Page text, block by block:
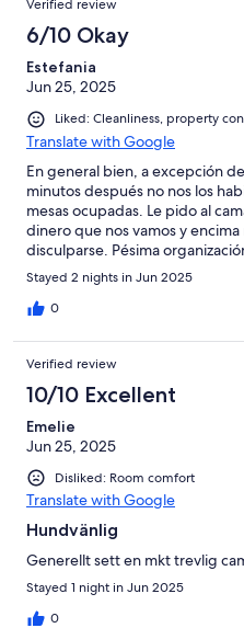
Verified review
6/10 Okay
Estefania
Jun 25, 2025
Liked: Cleanliness, property
Translate with Google
En general bien, a excepción
minutos después no nos los
mesas ocupadas. Le pido al
dinero que nos vamos y
disculparse. Pésima
Stayed 2 nights in Jun 2025
0
Verified review
10/10 Excellent
Emelie
Jun 25, 2025
Disliked: Room comfort
Translate with Google
Hundvänlig
Generellt sett en mkt trevlig
Stayed 1 night in Jun 2025
0